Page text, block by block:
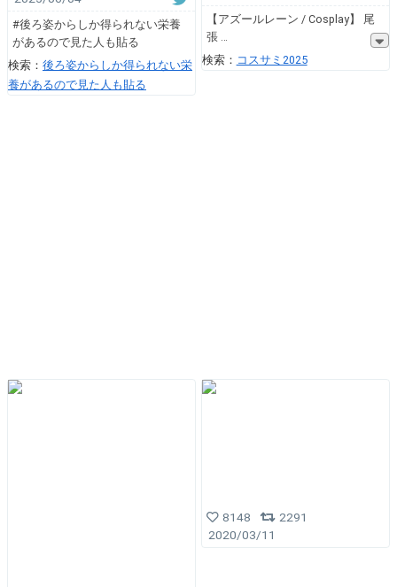
#後ろ姿からしか得られない栄養
があるので見た人も貼る
検索： 後ろ姿からしか得られない栄
養があるので見た人も貼る
【アズールレーン / Cosplay】 尾
張
検索： コスサミ2025
8148
2291
2020/03/11